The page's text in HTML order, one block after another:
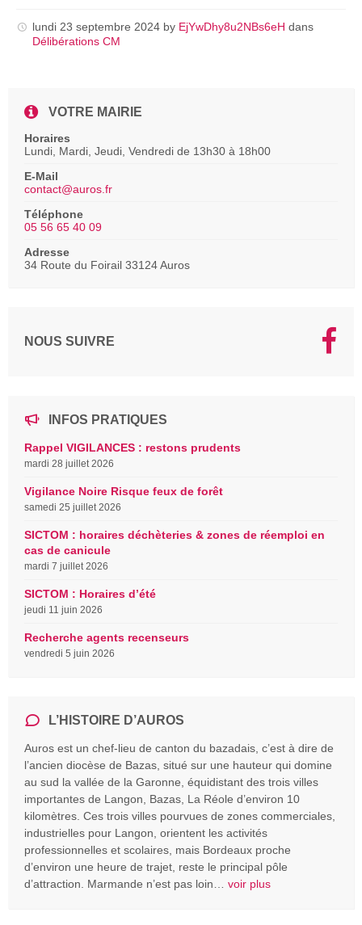
lundi 23 septembre 2024 by EjYwDhy8u2NBs6eH dans
Délibérations CM
VOTRE MAIRIE
Horaires
Lundi, Mardi, Jeudi, Vendredi de 13h30 à 18h00
E-Mail
contact@auros.fr
Téléphone
05 56 65 40 09
Adresse
34 Route du Foirail 33124 Auros
NOUS SUIVRE
INFOS PRATIQUES
Rappel VIGILANCES : restons prudents
mardi 28 juillet 2026
Vigilance Noire Risque feux de forêt
samedi 25 juillet 2026
SICTOM : horaires déchèteries & zones de réemploi en
cas de canicule
mardi 7 juillet 2026
SICTOM : Horaires d’été
jeudi 11 juin 2026
Recherche agents recenseurs
vendredi 5 juin 2026
L’HISTOIRE D’AUROS
Auros est un chef-lieu de canton du bazadais, c’est à dire de
l’ancien diocèse de Bazas, situé sur une hauteur qui domine
au sud la vallée de la Garonne, équidistant des trois villes
importantes de Langon, Bazas, La Réole d’environ 10
kilomètres. Ces trois villes pourvues de zones commerciales,
industrielles pour Langon, orientent les activités
professionnelles et scolaires, mais Bordeaux proche
d’environ une heure de trajet, reste le principal pôle
d’attraction. Marmande n’est pas loin… voir plus